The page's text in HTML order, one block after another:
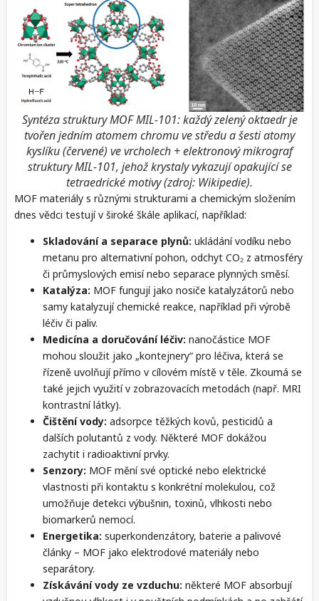
Syntéza struktury MOF MIL-101: každý zelený oktaedr je
tvořen jedním atomem chromu ve středu a šesti atomy
kyslíku (červené) ve vrcholech + elektronový mikrograf
struktury MIL-101, jehož krystaly vykazují opakující se
tetraedrické motivy (zdroj: Wikipedie).
MOF materiály s různými strukturami a chemickým složením
dnes vědci testují v široké škále aplikací, například:
Skladování a separace plynů: ukládání vodíku nebo
metanu pro alternativní pohon, odchyt CO₂ z atmosféry
či průmyslových emisí nebo separace plynných směsí.
Katalýza: MOF fungují jako nosiče katalyzátorů nebo
samy katalyzují chemické reakce, například při výrobě
léčiv či paliv.
Medicína a doručování léčiv: nanočástice MOF
mohou sloužit jako „kontejnery“ pro léčiva, která se
řízeně uvolňují přímo v cílovém místě v těle. Zkoumá se
také jejich využití v zobrazovacích metodách (např. MRI
kontrastní látky).
Čištění vody: adsorpce těžkých kovů, pesticidů a
dalších polutantů z vody. Některé MOF dokážou
zachytit i radioaktivní prvky.
Senzory: MOF mění své optické nebo elektrické
vlastnosti při kontaktu s konkrétní molekulou, což
umožňuje detekci výbušnin, toxinů, vlhkosti nebo
biomarkerů nemocí.
Energetika: superkondenzátory, baterie a palivové
články – MOF jako elektrodové materiály nebo
separátory.
Získávání vody ze vzduchu: některé MOF absorbují